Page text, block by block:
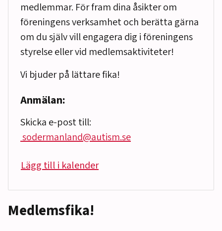
Medlemsfika!
medlemmar. För fram dina åsikter om
föreningens verksamhet och berätta gärna
om du själv vill engagera dig i föreningens
styrelse eller vid medlemsaktiviteter!
Vi bjuder på lättare fika!
Anmälan:
Skicka e-post till:
sodermanland@autism.se
Lägg till i kalender